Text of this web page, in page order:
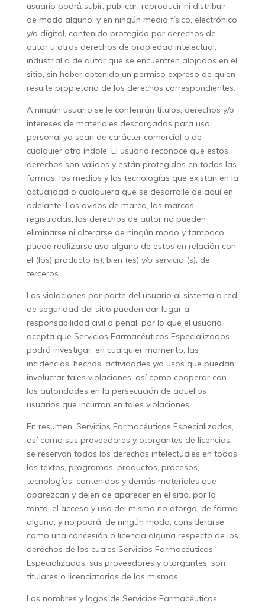
usuario podrá́ subir, publicar, reproducir ni distribuir,
de modo alguno, y en ningún medio físico, electrónico
y/o digital, contenido protegido por derechos de
autor u otros derechos de propiedad intelectual,
industrial o de autor que se encuentren alojados en el
sitio, sin haber obtenido un permiso expreso de quien
resulte propietario de los derechos correspondientes.
A ningún usuario se le conferirán títulos, derechos y/o
intereses de materiales descargados para uso
personal ya sean de carácter comercial o de
cualquier otra índole. El usuario reconoce que estos
derechos son válidos y están protegidos en todas las
formas, los medios y las tecnologías que existan en la
actualidad o cualquiera que se desarrolle de aquí en
adelante. Los avisos de marca, las marcas
registradas, los derechos de autor no pueden
eliminarse ni alterarse de ningún modo y tampoco
puede realizarse uso alguno de estos en relación con
el (los) producto (s), bien (es) y/o servicio (s), de
terceros.
Las violaciones por parte del usuario al sistema o red
de seguridad del sitio pueden dar lugar a
responsabilidad civil o penal, por lo que el usuario
acepta que Servicios Farmacéuticos Especializados
podrá investigar, en cualquier momento, las
incidencias, hechos, actividades y/o usos que puedan
involucrar tales violaciones, así como cooperar con
las autoridades en la persecución de aquellos
usuarios que incurran en tales violaciones.
En resumen, Servicios Farmacéuticos Especializados,
así como sus proveedores y otorgantes de licencias,
se reservan todos los derechos intelectuales en todos
los textos, programas, productos, procesos,
tecnologías, contenidos y demás materiales que
aparezcan y dejen de aparecer en el sitio, por lo
tanto, el acceso y uso del mismo no otorga, de forma
alguna, y no podrá, de ningún modo, considerarse
como una concesión o licencia alguna respecto de los
derechos de los cuales Servicios Farmacéuticos
Especializados, sus proveedores y otorgantes, son
titulares o licenciatarios de los mismos.
Los nombres y logos de Servicios Farmacéuticos